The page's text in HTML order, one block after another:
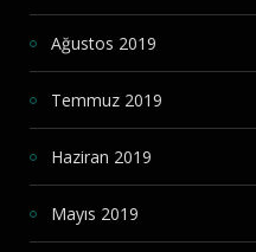
Ağustos 2019
Temmuz 2019
Haziran 2019
Mayıs 2019